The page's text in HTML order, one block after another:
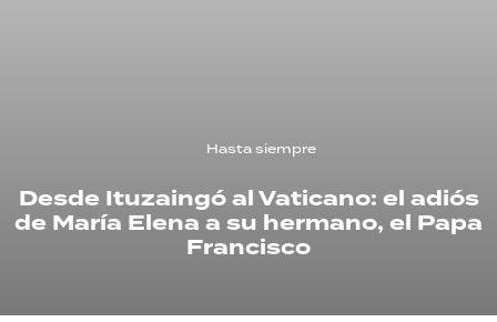
Hasta siempre
Desde Ituzaingó al Vaticano: el adiós
de María Elena a su hermano, el Papa
Francisco
RECETAS
PALABRAS